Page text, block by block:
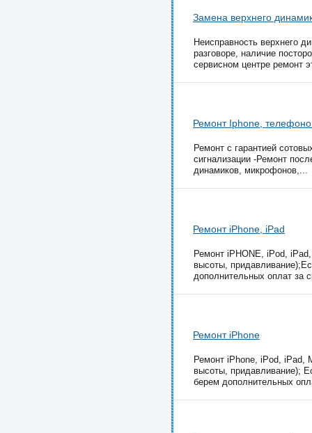
Замена верхнего
Неисправность верхнего
разговоре, наличие
сервисном центре ремонт
Ремонт Iphone,
Ремонт с гарантией
сигнализации -Ремонт
динамиков, микрофонов,...
Ремонт iPhone, iPad
Ремонт iPHONE, iPod,
высоты,
дополнительных оплат за
Ремонт iPhone
Ремонт iPhone, iPod, iPаd,
высоты, придавливание);
берем дополнительных